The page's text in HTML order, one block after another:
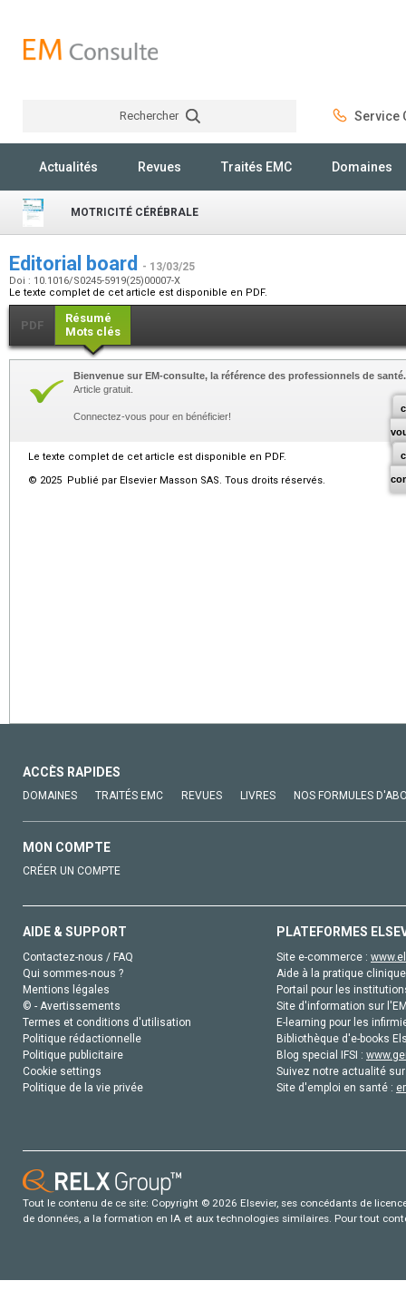
Rechercher Service
Actualités Revues Traités EMC Domaines
MOTRICITÉ CÉRÉBRALE
Editorial board - 13/03/25
Doi : 10.1016/S0245-5919(25)00007-X
Le texte complet de cet article est disponible en PDF.
PDF
Résumé
Mots clés
Bienvenue sur EM-consulte, la référence des professionnels de santé.
Article gratuit.
Connectez-vous pour en bénéficier!
Le texte complet de cet article est disponible en PDF.
© 2025 Publié par Elsevier Masson SAS. Tous droits réservés.
ACCÈS RAPIDES
DOMAINES TRAITÉS EMC REVUES LIVRES NOS FORMULES
MON COMPTE
CRÉER UN COMPTE
AIDE & SUPPORT
Contactez-nous / FAQ
Qui sommes-nous ?
Mentions légales
© - Avertissements
Termes et conditions d'utilisation
Politique rédactionnelle
Politique publicitaire
Cookie settings
Politique de la vie privée
PLATEFORMES
Site e-commerce :
Aide à la pratique
Portail pour les
Site d'information sur
E-learning pour les
Bibliothèque d'e-books
Blog special IFSI :
Suivez notre actualité
Site d'emploi en santé :
Tout le contenu de ce site: Copyright © 2026 Elsevier, ses concédants de
de données, a la formation en IA et aux technologies similaires. Pour tout